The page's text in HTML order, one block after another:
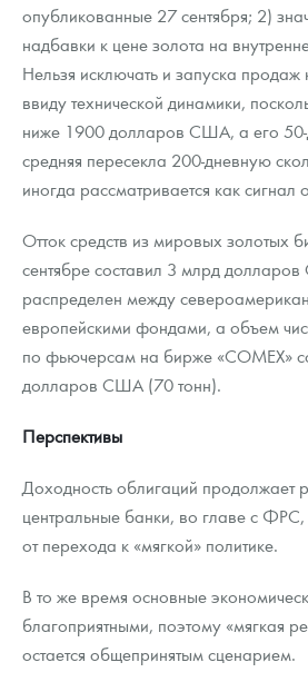
Монеты и жетоны из недрагоценных
Книги по нумизматике
опубликованные 27 сентября; 2)
надбавки к цене золота на
Нельзя исключать и запуска продаж
ввиду технической динамики,
ниже 1900 долларов США, а его 50-
средняя пересекла 200-дневную
иногда рассматривается как сигнал
Отток средств из мировых золотых
сентябре составил 3 млрд
распределен между
европейскими фондами, а объем
по фьючерсам на бирже «COMEX»
долларов США (70 тонн).
Перспективы
Доходность облигаций продолжает
центральные банки, во главе с
от перехода к «мягкой» политике.
В то же время основные
благоприятными, поэтому «мягкая
остается общепринятым сценарием.